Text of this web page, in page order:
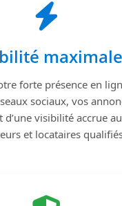
maximale
forte présence en
sociaux, vos
d’une visibilité accrue
et locataires